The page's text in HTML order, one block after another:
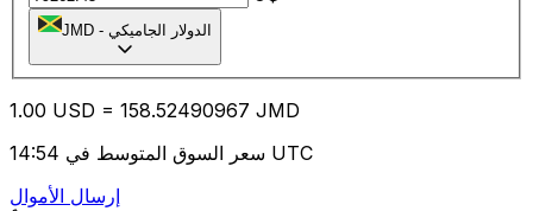
JMD - الدولار الجاميكي
1.00 USD = 158.52490967 JMD
سعر السوق المتوسط في 14:54 UTC
إرسال الأموال